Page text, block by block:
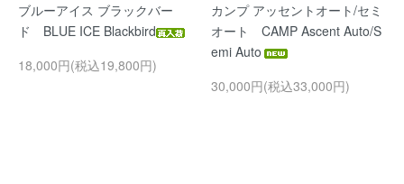
ブルーアイス ブラックバー
ド BLUE ICE Blackbird
18,000円(税込19,800円)
カンプ アッセントオート/セミ
オート CAMP Ascent Auto/S
emi Auto
30,000円(税込33,000円)